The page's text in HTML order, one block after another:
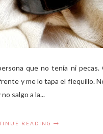
que no tenía ni
y me lo tapa el flequillo.
salgo a la...
READING